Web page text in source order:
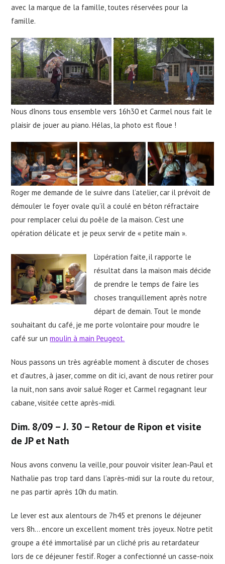
avec la marque de la famille, toutes réservées pour la
famille.
Nous dînons tous ensemble vers 16h30 et Carmel nous fait le
plaisir de jouer au piano. Hélas, la photo est floue !
Roger me demande de le suivre dans l’atelier, car il prévoit de
démouler le foyer ovale qu’il a coulé en béton réfractaire
pour remplacer celui du poêle de la maison. C’est une
opération délicate et je peux servir de « petite main ».
L’opération faite, il rapporte le
résultat dans la maison mais décide
de prendre le temps de faire les
choses tranquillement après notre
départ de demain. Tout le monde
souhaitant du café, je me porte volontaire pour moudre le
café sur unmoulin à main Peugeot.
Nous passons un très agréable moment à discuter de choses
et d’autres, à jaser, comme on dit ici, avant de nous retirer pour
la nuit, non sans avoir salué Roger et Carmel regagnant leur
cabane, visitée cette après-midi.
Dim. 8/09 – J. 30 – Retour de Ripon et visite
de JP et Nath
Nous avons convenu la veille, pour pouvoir visiter Jean-Paul et
Nathalie pas trop tard dans l’après-midi sur la route du retour,
ne pas partir après 10h du matin.
Le lever est aux alentours de 7h45 et prenons le déjeuner
vers 8h… encore un excellent moment très joyeux. Notre petit
groupe a été immortalisé par un cliché pris au retardateur
lors de ce déjeuner festif. Roger a confectionné un casse-noix